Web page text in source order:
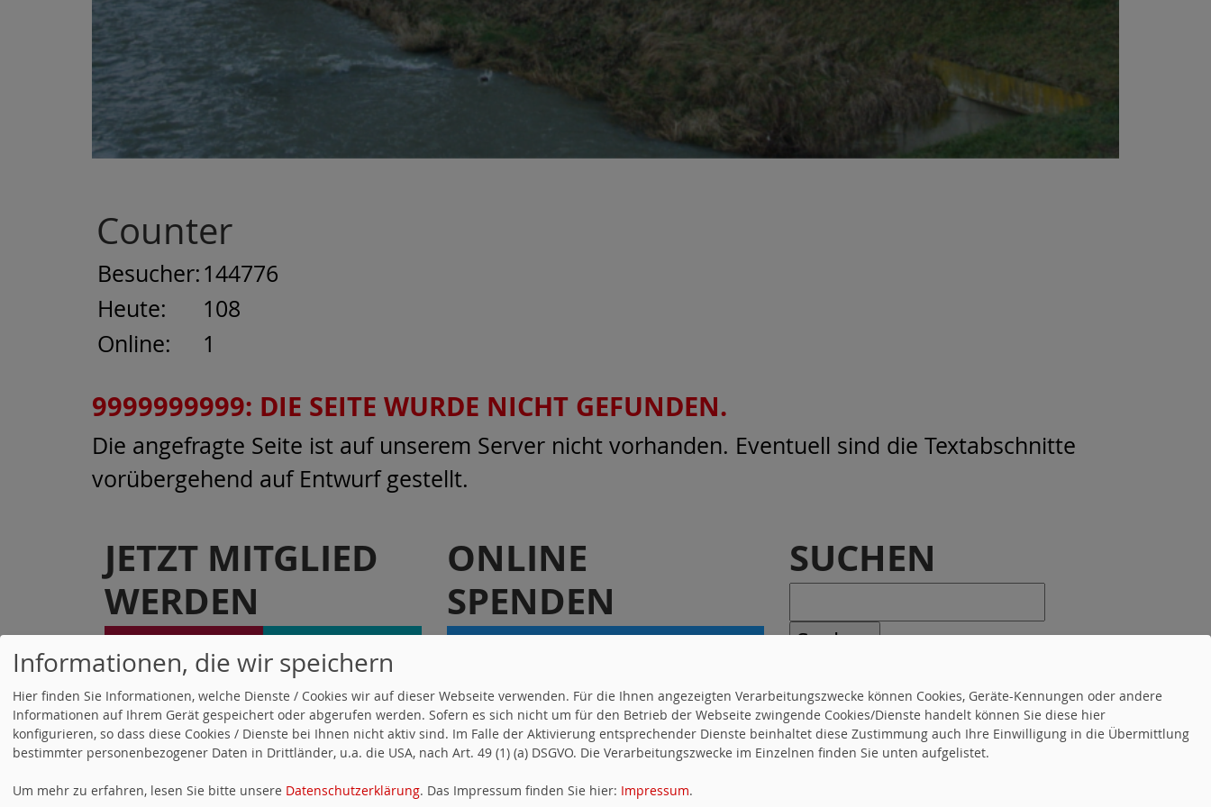
Counter
Besucher:144776
Heute:
108
Online:
1
9999999999: DIE SEITE WURDE NICHT GEFUNDEN.
Die angefragte Seite ist auf unserem Server nicht vorhanden. Eventuell sind die Textabschnitte
vorübergehend auf Entwurf gestellt.
JETZT MITGLIED
WERDEN
ONLINE
SPENDEN
SUCHEN
Informationen, die wir speichern
Hier finden Sie Informationen, welche Dienste / Cookies wir auf dieser Webseite verwenden. Für die Ihnen angezeigten Verarbeitungszwecke können Cookies, Geräte-Kennungen oder andere
Informationen auf Ihrem Gerät gespeichert oder abgerufen werden. Sofern es sich nicht um für den Betrieb der Webseite zwingende Cookies/Dienste handelt können Sie diese hier
konfigurieren, so dass diese Cookies / Dienste bei Ihnen nicht aktiv sind. Im Falle der Aktivierung entsprechender Dienste beinhaltet diese Zustimmung auch Ihre Einwilligung in die Übermittlung
bestimmter personenbezogener Daten in Drittländer, u.a. die USA, nach Art. 49 (1) (a) DSGVO. Die Verarbeitungszwecke im Einzelnen finden Sie unten aufgelistet.
Um mehr zu erfahren, lesen Sie bitte unsere Datenschutzerklärung. Das Impressum finden Sie hier: Impressum.